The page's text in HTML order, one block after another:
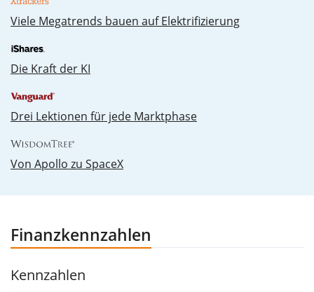
Vie­le Me­ga­trends bau­en auf Elek­tri­fi­zie­rung
Die Kraft der KI
Drei Lektionen für jede Marktphase
Von Apollo zu SpaceX
Finanzkennzahlen
Kennzahlen